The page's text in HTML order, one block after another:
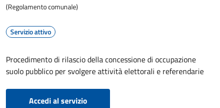
(Regolamento comunale)
Servizio attivo
Procedimento di rilascio della concessione di occupazione
suolo pubblico per svolgere attività elettorali e referendarie
Accedi al servizio